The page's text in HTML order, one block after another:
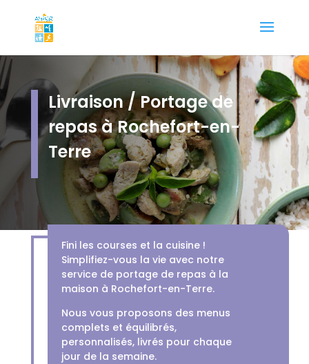
Livraison / Portage de
repas à Rochefort-en-
Terre
Fini les courses et la cuisine !
Simplifiez-vous la vie avec notre
service de portage de repas à la
maison à Rochefort-en-Terre.
Nous vous proposons des menus
complets et équilibrés,
personnalisés, livrés pour chaque
jour de la semaine.